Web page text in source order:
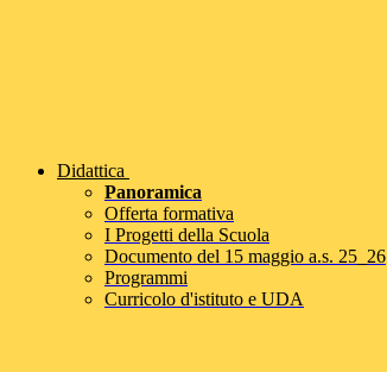
Didattica
Panoramica
Offerta formativa
I Progetti della Scuola
Documento del 15 maggio a.s. 25_26
Programmi
Curricolo d'istituto e UDA